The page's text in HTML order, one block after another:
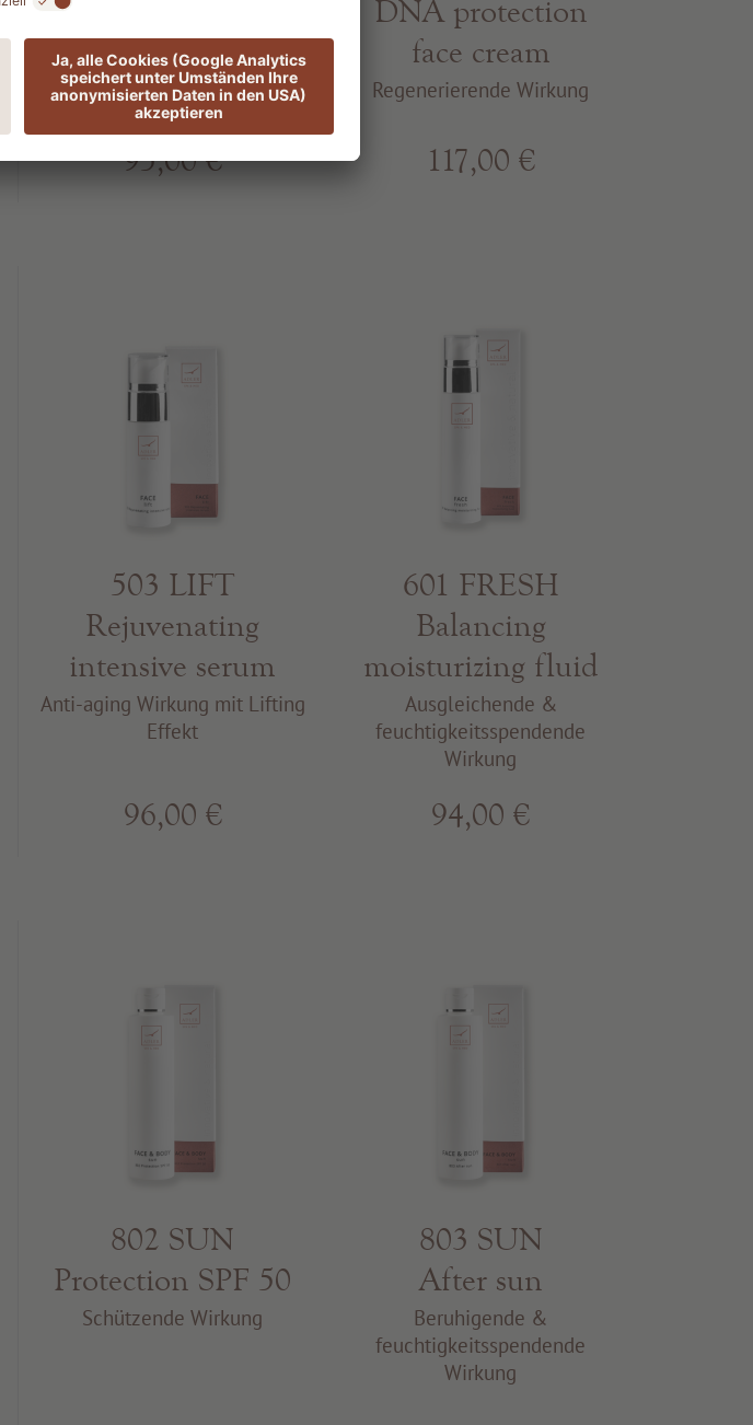
Aufhellende &
antioxidierende Wirkung
95,00 €
DNA protection
face cream
Regenerierende Wirkung
117,00 €
503 LIFT
Rejuvenating
intensive serum
Anti-aging Wirkung mit Lifting
Effekt
96,00 €
601 FRESH
Balancing
moisturizing fluid
Ausgleichende &
feuchtigkeitsspendende
Wirkung
94,00 €
802 SUN
Protection SPF 50
Schützende Wirkung
803 SUN
After sun
Beruhigende &
feuchtigkeitsspendende
Wirkung